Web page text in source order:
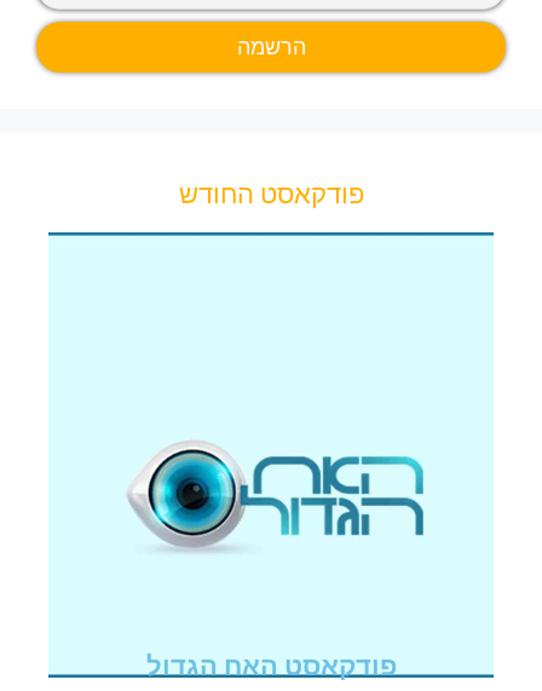
פודקאסט החודש
פודקאסט האח הגדול